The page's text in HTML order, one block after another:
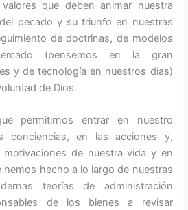
que deben animar nuestra
pecado y su triunfo en nuestras
de doctrinas, de modelos
(pensemos en la gran
y de tecnología en nuestros días)
de Dios.
permitirnos entrar en nuestro
conciencias, en las acciones y,
motivaciones de nuestra vida y en
hemos hecho a lo largo de nuestras
teorías de administración
de los bienes a revisar